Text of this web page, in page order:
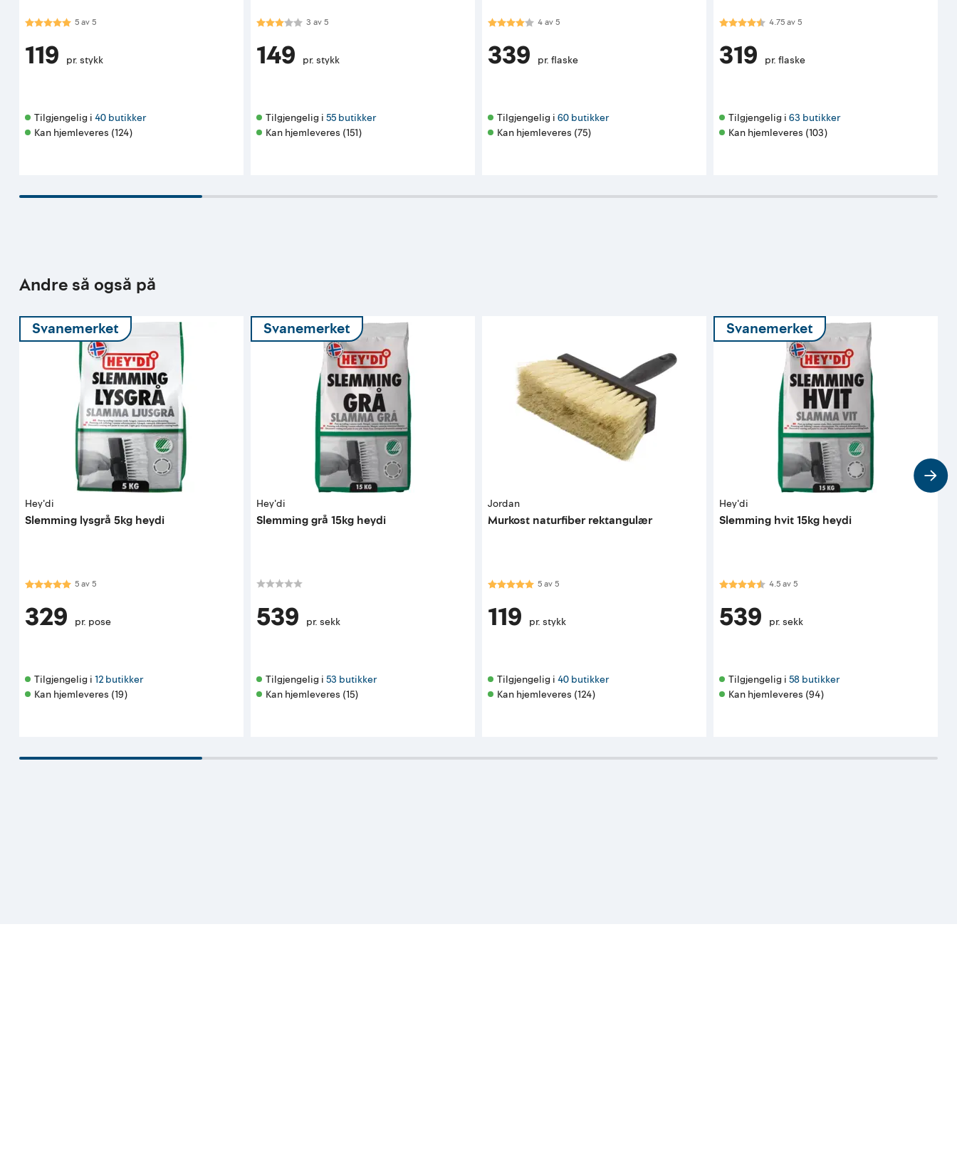
Karakter:5.0 av 5 mulige
5av5
119 pr. stykk
Tilgjengelig i 40 butikker
Kan hjemleveres (124)
Karakter:3.0 av 5 mulige
3 av5
149 pr. stykk
Tilgjengelig i 55 butikker
Kan hjemleveres (151)
Karakter:4.0 av 5 mulige
4av5
339 pr. flaske
Tilgjengelig i 60 butikker
Kan hjemleveres (75)
Karakter:4.8 av 5 mulige
4.75av5
319 pr. flaske
Tilgjengelig i 63 butikker
Kan hjemleveres (103)
Andre så også på
Svanemerket
Hey'di
Slemming lysgrå 5kg heydi
Karakter:5.0 av 5 mulige
5av5
329 pr. pose
Tilgjengelig i 12 butikker
Kan hjemleveres (19)
Svanemerket
Hey'di
Slemming grå 15kg heydi
539 pr. sekk
Tilgjengelig i 53 butikker
Kan hjemleveres (15)
Jordan
Murkost naturfiber rektangulær
Karakter:5.0 av 5 mulige
5av5
119 pr. stykk
Tilgjengelig i 40 butikker
Kan hjemleveres (124)
Svanemerket
Hey'di
Slemming hvit 15kg heydi
Karakter:4.5 av 5 mulige
4.5av5
539 pr. sekk
Tilgjengelig i 58 butikker
Kan hjemleveres (94)